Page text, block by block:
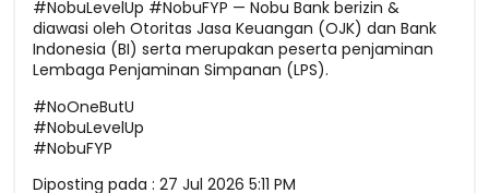
#NobuLevelUp #NobuFYP — Nobu Bank berizin &
diawasi oleh Otoritas Jasa Keuangan (OJK) dan Bank
Indonesia (BI) serta merupakan peserta penjaminan
Lembaga Penjaminan Simpanan (LPS).
#NoOneButU
#NobuLevelUp
#NobuFYP
Diposting pada : 27 Jul 2026 5:11 PM